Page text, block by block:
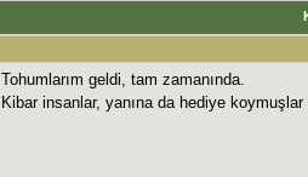
Tohumlarım geldi, tam zamanında.
Kibar insanlar, yanına da hediye koymuşlar